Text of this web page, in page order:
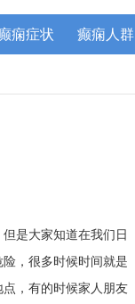
痫症状 癫痫人群
是大家知道在我们日
，很多时候时间就是
，有的时候家人朋友